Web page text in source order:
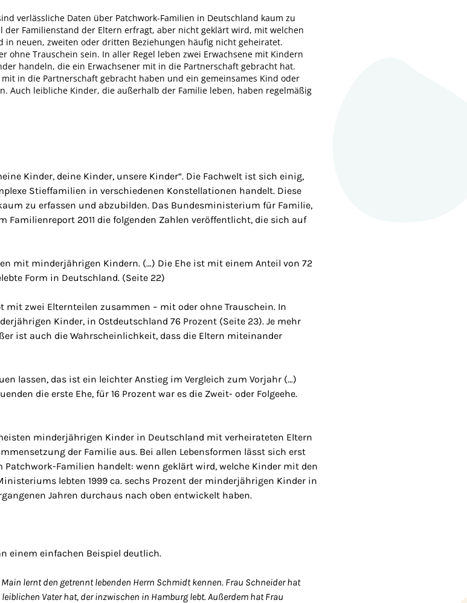
verlässliche Daten über Patchwork-Familien in Deutschland kaum zu
der Familienstand der Eltern erfragt, aber nicht geklärt wird, mit welchen
in neuen, zweiten oder dritten Beziehungen häufig nicht geheiratet.
ohne Trauschein sein. In aller Regel leben zwei Erwachsene mit Kindern
handeln, die ein Erwachsener mit in die Partnerschaft gebracht hat.
in die Partnerschaft gebracht haben und ein gemeinsames Kind oder
Auch leibliche Kinder, die außerhalb der Familie leben, haben regelmäßig
Kinder, deine Kinder, unsere Kinder“. Die Fachwelt ist sich einig,
Stieffamilien in verschiedenen Konstellationen handelt. Diese
zu erfassen und abzubilden. Das Bundesministerium für Familie,
Familienreport 2011 die folgenden Zahlen veröffentlicht, die sich auf
mit minderjährigen Kindern. (…) Die Ehe ist mit einem Anteil von 72
Form in Deutschland. (Seite 22)
mit zwei Elternteilen zusammen – mit oder ohne Trauschein. In
Kinder, in Ostdeutschland 76 Prozent (Seite 23). Je mehr
ist auch die Wahrscheinlichkeit, dass die Eltern miteinander
lassen, das ist ein leichter Anstieg im Vergleich zum Vorjahr (…)
die erste Ehe, für 16 Prozent war es die Zweit- oder Folgeehe.
minderjährigen Kinder in Deutschland mit verheirateten Eltern
der Familie aus. Bei allen Lebensformen lässt sich erst
Patchwork-Familien handelt: wenn geklärt wird, welche Kinder mit den
lebten 1999 ca. sechs Prozent der minderjährigen Kinder in
Jahren durchaus nach oben entwickelt haben.
einem einfachen Beispiel deutlich.
lernt den getrennt lebenden Herrn Schmidt kennen. Frau Schneider hat
Vater hat, der inzwischen in Hamburg lebt. Außerdem hat Frau